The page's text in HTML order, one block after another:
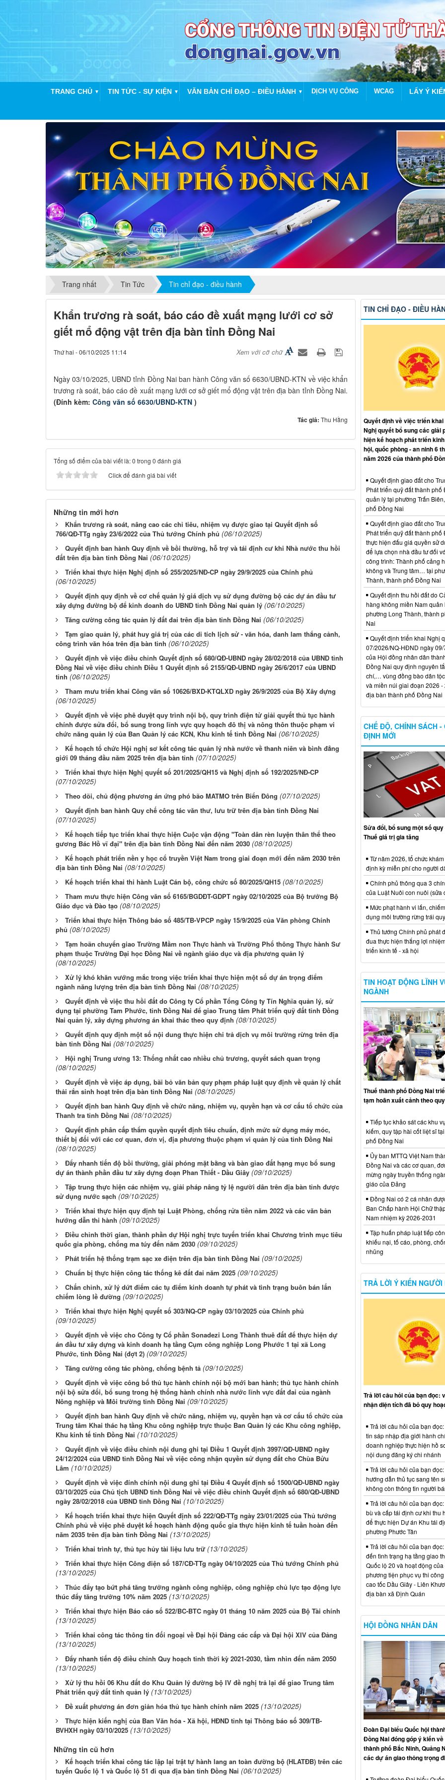
TRANG CHỦ ▼ TIN TỨC - SỰ KIỆN ▼ VĂN BẢN CHỈ ĐẠO – ĐIỀU HÀNH ▼ DỊCH VỤ CÔNG WCAG LẤY Ý
Trang nhất Tin Tức Tin chỉ đạo - điều hành
Khẩn trương rà soát, báo cáo đề xuất mạng lưới cơ sở
giết mổ động vật trên địa bàn tỉnh Đồng Nai
Thứ hai - 06/10/2025 11:14 Xem với cỡ chữ
Ngày 03/10/2025, UBND tỉnh Đồng Nai ban hành Công văn số 6630/UBND-KTN về việc khẩn
trương rà soát, báo cáo đề xuất mạng lưới cơ sở giết mổ động vật trên địa bàn tỉnh Đồng Nai.
(Đính kèm: Công văn số 6630/UBND-KTN )
Tác giả: Thu Hằng
Tổng số điểm của bài viết là: 0 trong 0 đánh giá
Click để đánh giá bài viết
Những tin mới hơn
Khẩn trương rà soát, nâng cao các chỉ tiêu, nhiệm vụ được giao tại Quyết định số
766/QĐ-TTg ngày 23/6/2022 của Thủ tướng Chính phủ (06/10/2025)
Quyết định ban hành Quy định về bồi thường, hỗ trợ và tái định cư khi Nhà nước thu hồi
đất trên địa bàn tỉnh Đồng Nai (06/10/2025)
Triển khai thực hiện Nghị định số 255/2025/NĐ-CP ngày 29/9/2025 của Chính phủ
(06/10/2025)
Quyết định quy định về cơ chế quản lý giá dịch vụ sử dụng đường bộ các dự án đầu tư
xây dựng đường bộ để kinh doanh do UBND tỉnh Đồng Nai quản lý (06/10/2025)
Tăng cường công tác quản lý đất đai trên địa bàn tỉnh Đồng Nai (06/10/2025)
Tạm giao quản lý, phát huy giá trị của các di tích lịch sử - văn hóa, danh lam thắng cảnh,
công trình văn hóa trên địa bàn tỉnh (06/10/2025)
Quyết định về việc điều chỉnh Quyết định số 680/QĐ-UBND ngày 28/02/2018 của UBND tỉnh
Đồng Nai về việc điều chỉnh Điều 1 Quyết định số 2155/QĐ-UBND ngày 26/6/2017 của UBND
tỉnh (06/10/2025)
Tham mưu triển khai Công văn số 10626/BXD-KTQLXD ngày 26/9/2025 của Bộ Xây dựng
(06/10/2025)
Quyết định về việc phê duyệt quy trình nội bộ, quy trình điện tử giải quyết thủ tục hành
chính được sửa đổi, bổ sung trong lĩnh vực quy hoạch đô thị và nông thôn thuộc phạm vi
chức năng quản lý của Ban Quản lý các KCN, Khu kinh tế tỉnh Đồng Nai (06/10/2025)
Kế hoạch tổ chức Hội nghị sơ kết công tác quản lý nhà nước về thanh niên và bình đẳng
giới 09 tháng đầu năm 2025 trên địa bàn tỉnh (07/10/2025)
Triển khai thực hiện Nghị quyết số 201/2025/QH15 và Nghị định số 192/2025/NĐ-CP
(07/10/2025)
Theo dõi, chủ động phương án ứng phó bão MATMO trên Biển Đông (07/10/2025)
Quyết định ban hành Quy chế công tác văn thư, lưu trữ trên địa bàn tỉnh Đồng Nai
(07/10/2025)
Kế hoạch tiếp tục triển khai thực hiện Cuộc vận động "Toàn dân rèn luyện thân thể theo
gương Bác Hồ vĩ đại" trên địa bàn tỉnh Đồng Nai đến năm 2030 (08/10/2025)
Kế hoạch phát triển nền y học cổ truyền Việt Nam trong giai đoạn mới đến năm 2030 trên
địa bàn tỉnh Đồng Nai (08/10/2025)
Kế hoạch triển khai thi hành Luật Cán bộ, công chức số 80/2025/QH15 (08/10/2025)
Tham mưu thực hiện Công văn số 6165/BGDĐT-GDPT ngày 02/10/2025 của Bộ trưởng Bộ
Giáo dục và Đào tạo (08/10/2025)
Triển khai thực hiện Thông báo số 485/TB-VPCP ngày 15/9/2025 của Văn phòng Chính
phủ (08/10/2025)
Tạm hoãn chuyển giao Trường Mầm non Thực hành và Trường Phổ thông Thực hành Sư
phạm thuộc Trường Đại học Đồng Nai về ngành giáo dục và địa phương quản lý
(08/10/2025)
Xử lý khó khăn vướng mắc trong việc triển khai thực hiện một số dự án trọng điểm
ngành năng lượng trên địa bàn tỉnh Đồng Nai (08/10/2025)
Quyết định về việc thu hồi đất do Công ty Cổ phần Tổng Công ty Tín Nghĩa quản lý, sử
dụng tại phường Tam Phước, tỉnh Đồng Nai để giao Trung tâm Phát triển quỹ đất tỉnh Đồng
Nai quản lý, xây dựng phương án khai thác theo quy định (08/10/2025)
Quyết định quy định một số nội dung thực hiện chi trả dịch vụ môi trường rừng trên địa
bàn tỉnh Đồng Nai (08/10/2025)
Hội nghị Trung ương 13: Thống nhất cao nhiều chủ trương, quyết sách quan trọng
(08/10/2025)
Quyết định về việc áp dụng, bãi bỏ văn bản quy phạm pháp luật quy định về quản lý chất
thải rắn sinh hoạt trên địa bàn tỉnh Đồng Nai (08/10/2025)
Quyết định ban hành Quy định về chức năng, nhiệm vụ, quyền hạn và cơ cấu tổ chức của
Thanh tra tỉnh Đồng Nai (08/10/2025)
Quyết định phân cấp thẩm quyền quyết định tiêu chuẩn, định mức sử dụng máy móc,
thiết bị đối với các cơ quan, đơn vị, địa phương thuộc phạm vi quản lý của tỉnh Đồng Nai
(08/10/2025)
Đẩy nhanh tiến độ bồi thường, giải phóng mặt bằng và bàn giao đất hạng mục bổ sung
dự án thành phần đầu tư xây dựng đoạn Phan Thiết - Dầu Giây (09/10/2025)
Tập trung thực hiện các nhiệm vụ, giải pháp nâng tỷ lệ người dân trên địa bàn tỉnh được
sử dụng nước sạch (09/10/2025)
Triển khai thực hiện quy định tại Luật Phòng, chống rửa tiền năm 2022 và các văn bản
hướng dẫn thi hành (09/10/2025)
Điều chỉnh thời gian, thành phần dự Hội nghị trực tuyến triển khai Chương trình mục tiêu
quốc gia phòng, chống ma túy đến năm 2030 (09/10/2025)
Phát triển hệ thống trạm sạc xe điện trên địa bàn tỉnh Đồng Nai (09/10/2025)
Chuẩn bị thực hiện công tác thống kê đất đai năm 2025 (09/10/2025)
Chấn chỉnh, xử lý dứt điểm các tụ điểm kinh doanh tự phát và tình trạng buôn bán lấn
chiếm lòng lề đường (09/10/2025)
Triển khai thực hiện Nghị quyết số 303/NQ-CP ngày 03/10/2025 của Chính phủ
(09/10/2025)
Quyết định về việc cho Công ty Cổ phần Sonadezi Long Thành thuê đất để thực hiện dự
án đầu tư xây dựng và kinh doanh hạ tầng Cụm công nghiệp Long Phước 1 tại xã Long
Phước, tỉnh Đồng Nai (đợt 2) (09/10/2025)
Tăng cường công tác phòng, chống bệnh tả (09/10/2025)
Quyết định về việc công bố thủ tục hành chính nội bộ mới ban hành; thủ tục hành chính
nội bộ sửa đổi, bổ sung trong hệ thống hành chính nhà nước lĩnh vực đất đai của ngành
Nông nghiệp và Môi trường tỉnh Đồng Nai (09/10/2025)
Quyết định ban hành Quy định về chức năng, nhiệm vụ, quyền hạn và cơ cấu tổ chức của
Trung tâm Khai thác hạ tầng Khu công nghiệp trực thuộc Ban Quản lý các Khu công nghiệp,
Khu kinh tế tỉnh Đồng Nai (10/10/2025)
Quyết định về việc điều chỉnh nội dung ghi tại Điều 1 Quyết định 3997/QĐ-UBND ngày
24/12/2024 của UBND tỉnh Đồng Nai về việc công nhận quyền sử dụng đất cho Chùa Bửu
Lâm (10/10/2025)
Quyết định về việc đính chính nội dung ghi tại Điều 4 Quyết định số 1500/QĐ-UBND ngày
03/10/2025 của Chủ tịch UBND tỉnh Đồng Nai về việc điều chỉnh Quyết định số 680/QĐ-UBND
ngày 28/02/2018 của UBND tỉnh Đồng Nai (10/10/2025)
Kế hoạch triển khai thực hiện Quyết định số 222/QĐ-TTg ngày 23/01/2025 của Thủ tướng
Chính phủ về việc phê duyệt kế hoạch hành động quốc gia thực hiện kinh tế tuần hoàn đến
năm 2035 trên địa bàn tỉnh Đồng Nai (13/10/2025)
Triển khai trình tự, thủ tục hủy tài liệu lưu trữ (13/10/2025)
Triển khai thực hiện Công điện số 187/CĐ-TTg ngày 04/10/2025 của Thủ tướng Chính phủ
(13/10/2025)
Thúc đẩy tạo bứt phá tăng trưởng ngành công nghiệp, công nghiệp chủ lực tạo động lực
thúc đẩy tăng trưởng 10% năm 2025 (13/10/2025)
Triển khai thực hiện Báo cáo số 522/BC-BTC ngày 01 tháng 10 năm 2025 của Bộ Tài chính
(13/10/2025)
Triển khai công tác thông tin đối ngoại về Đại hội Đảng các cấp và Đại hội XIV của Đảng
(13/10/2025)
Đẩy nhanh tiến độ điều chỉnh Quy hoạch tỉnh thời kỳ 2021-2030, tầm nhìn đến năm 2050
(13/10/2025)
Xử lý thu hồi 06 Khu đất do Khu Quản lý đường bộ IV đề nghị trả lại để giao Trung tâm
Phát triển quỹ đất tỉnh quản lý (13/10/2025)
Đề xuất phương án đơn giản hóa thủ tục hành chính năm 2025 (13/10/2025)
Thực hiện kiến nghị của Ban Văn hóa - Xã hội, HĐND tỉnh tại Thông báo số 309/TB-
BVHXH ngày 03/10/2025 (13/10/2025)
Những tin cũ hơn
Kế hoạch triển khai công tác lập lại trật tự hành lang an toàn đường bộ (HLATĐB) trên các
tuyến Quốc lộ 1 và Quốc lộ 51 đi qua địa bàn tỉnh Đồng Nai (06/10/2025)
TIN CHỈ ĐẠO - ĐIỀU
Quyết định về việc triển
Nghị quyết bổ sung các giải
hiện kế hoạch phát triển
hội, quốc phòng - an ninh 6
năm 2026 của thành phố
Quyết định giao đất cho
Phát triển quỹ đất thành phố
quản lý tại phường Trấn
phố Đồng Nai
Quyết định giao đất cho
Phát triển quỹ đất thành phố
thực hiện đấu giá quyền sử
để lựa chọn nhà đầu tư đối
công trình: Thành phố cảng
không và Trung tâm… tại
Thành, thành phố Đồng Nai
Quyết định thu hồi đất do
hàng không miền Nam quản
phường Long Thành, thành
Nai
Quyết định triển khai Nghị
07/2026/NQ-HĐND ngày 09/
của Hội đồng nhân dân
Đồng Nai quy định nguyên
chí,… vùng đồng bào dân
và miền núi giai đoạn 2026 -
địa bàn thành phố Đồng Nai
CHẾ ĐỘ, CHÍNH SÁCH -
ĐỊNH MỚI
Sửa đổi, bổ sung một số
Thuế giá trị gia tăng
Từ năm 2026, tổ chức
định kỳ miễn phí cho người
Chính phủ thông qua 3
của Luật Nuôi con nuôi (sửa
Mức phạt hành vi lấn,
dụng môi trường rừng trái
Thủ tướng Chính phủ phát
đua thực hiện thắng lợi
triển kinh tế - xã hội
TIN HOẠT ĐỘNG LĨNH
NGÀNH
Thuế thành phố Đồng Nai
tạm hoãn xuất cảnh theo
Tiếp tục khảo sát các khu
kiếm, quy tập hài cốt liệt sĩ
phố Đồng Nai
Ủy ban MTTQ Việt Nam
Đồng Nai và các cơ quan,
mừng ngày truyền thống
giáo của Đảng
Đồng Nai có 2 cá nhân
Ban Chấp hành Hội Chữ
Nam nhiệm kỳ 2026-2031
Tập huấn pháp luật tiếp
khiếu nại, tố cáo, phòng,
nhũng
TRẢ LỜI Ý KIẾN NGƯỜI
Trả lời câu hỏi của bạn đọc:
nhận diện tích đã bỏ quy
Trả lời câu hỏi của bạn
tin sáp nhập địa giới hành
doanh nghiệp thực hiện hồ
nội dung đăng ký chi nhánh
Trả lời câu hỏi của bạn
hướng dẫn thủ tục sang tên
không còn thông tin người
Trả lời câu hỏi của bạn
bù và cấp tái định cư khi thu
để thực hiện Dự án Khu tái
phường Phước Tân
Trả lời câu hỏi của bạn
đến tình trạng hạ tầng giao
Quốc lộ 20 và hoạt động của
phương tiện phục vụ thi
cao tốc Dầu Giây - Liên
địa bàn xã Định Quán
HỘI ĐỒNG NHÂN DÂN
Đoàn Đại biểu Quốc hội
Đồng Nai đóng góp ý kiến
thành phố Bắc Ninh, Quảng
các dự án giao thông trọng